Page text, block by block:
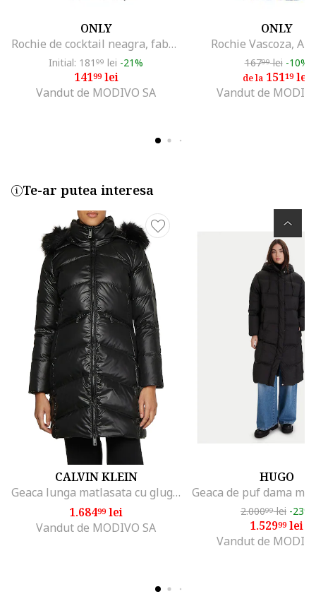
ONLY
Rochie de cocktail neagra, fabricata din material de calitate
Initial: 181 99 lei -21%
14199lei
Vandut de MODIVO SA
ONLY
Rochie Vascoza,
16799lei -10%
de la 15119lei
Vandut de
Te-ar putea interesa
CALVIN KLEIN
Geaca lunga matlasata cu gluga, Negru
1.68499lei
Vandut de MODIVO SA
HUGO
2.00099lei -23%
1.52999lei
Vandut de